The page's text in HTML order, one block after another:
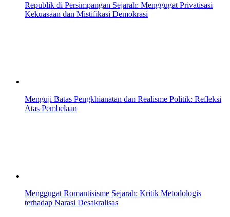
Republik di Persimpangan Sejarah: Menggugat Privatisasi
Kekuasaan dan Mistifikasi Demokrasi
Menguji Batas Pengkhianatan dan Realisme Politik: Refleksi
Atas Pembelaan
Menggugat Romantisisme Sejarah: Kritik Metodologis
terhadap Narasi Desakralisas